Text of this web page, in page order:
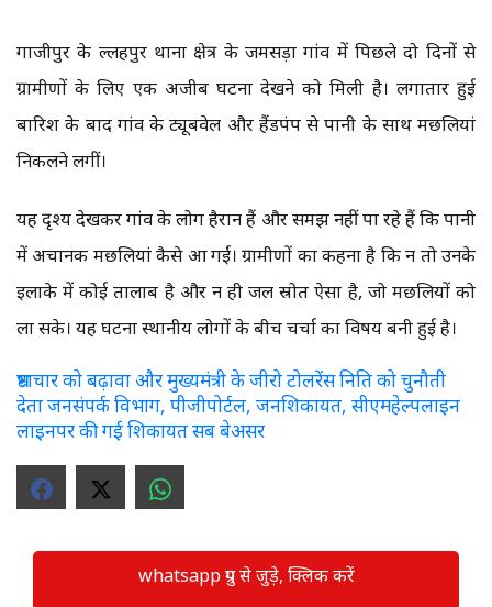
गाजीपुर के दुल्लहपुर थाना क्षेत्र के जमसड़ा गांव में पिछले दो दिनों से
ग्रामीणों के लिए एक अजीब घटना देखने को मिली है। लगातार हुई
बारिश के बाद गांव के ट्यूबवेल और हैंडपंप से पानी के साथ मछलियां
निकलने लगीं।
यह दृश्य देखकर गांव के लोग हैरान हैं और समझ नहीं पा रहे हैं कि पानी
में अचानक मछलियां कैसे आ गईं। ग्रामीणों का कहना है कि न तो उनके
इलाके में कोई तालाब है और न ही जल स्रोत ऐसा है, जो मछलियों को
ला सके। यह घटना स्थानीय लोगों के बीच चर्चा का विषय बनी हुई है।
भ्रष्टाचार को बढ़ावा और मुख्यमंत्री के जीरो टोलरेंस निति को चुनौती
देता जनसंपर्क विभाग, पीजीपोर्टल, जनशिकायत, सीएमहेल्पलाइन
लाइनपर की गई शिकायत सब बेअसर
whatsapp ग्रुप से जुड़े, क्लिक करें